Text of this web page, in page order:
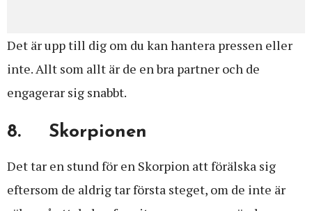
Det är upp till dig om du kan hantera pressen eller
inte. Allt som allt är de en bra partner och de
engagerar sig snabbt.
8. Skorpionen
Det tar en stund för en Skorpion att förälska sig
eftersom de aldrig tar första steget, om de inte är